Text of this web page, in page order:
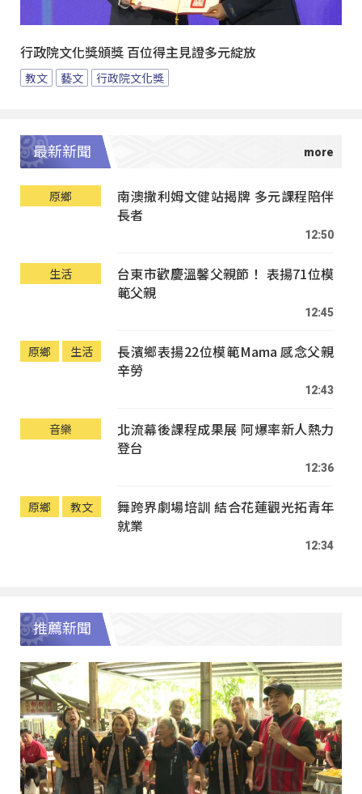
行政院文化獎頒獎 百位得主見證多元綻放
教文 藝文 行政院文化獎
最新新聞
原鄉
南澳撒利姆文健站揭牌 多元課程陪伴
長者
12:50
生活
台東市歡慶溫馨父親節！ 表揚71位模
範父親
12:45
原鄉 生活
長濱鄉表揚22位模範Mama 感念父親
辛勞
12:43
音樂
北流幕後課程成果展 阿爆率新人熱力
登台
12:36
原鄉 教文
舞跨界劇場培訓 結合花蓮觀光拓青年
就業
12:34
推薦新聞